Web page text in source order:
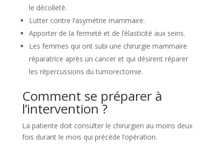
le décolleté.
Lutter contre l’asymétrie mammaire.
Apporter de la fermeté et de l’élasticité aux seins.
Les femmes qui ont subi une chirurgie mammaire
réparatrice après un cancer et qui désirent réparer
les répercussions du tumorectomie.
Comment se préparer à
l’intervention ?
La patiente doit consulter le chirurgien au moins deux
fois durant le mois qui précède l’opération.